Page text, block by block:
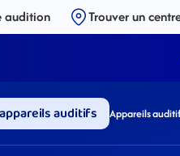
audition Trouver un
auditifs Appareils